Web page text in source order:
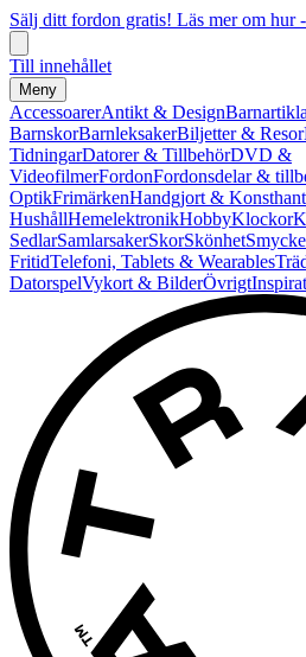
Sälj ditt fordon gratis! Läs mer om hur
Till innehållet
Meny
AccessoarerAntikt & Design
BarnskorBarnleksakerBiljetter & Resor
TidningarDatorer & TillbehörDVD &
VideofilmerFordonFordonsdelar &
OptikFrimärkenHandgjort &
HushållHemelektronikHobbyKlockor
SedlarSamlarsakerSkorSkönhet
FritidTelefoni, Tablets & Wearables
DatorspelVykort & BilderÖvrigt